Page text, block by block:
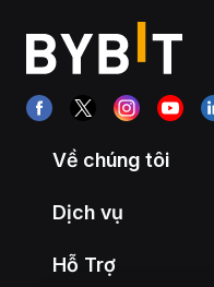
Về chúng tôi
Dịch vụ
Hỗ Trợ